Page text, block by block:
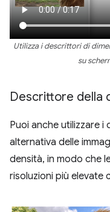
Utilizza i descrittori di
su
Descrittore della
Puoi anche utilizzare
alternativa delle
densità, in modo che
risoluzioni più elevate